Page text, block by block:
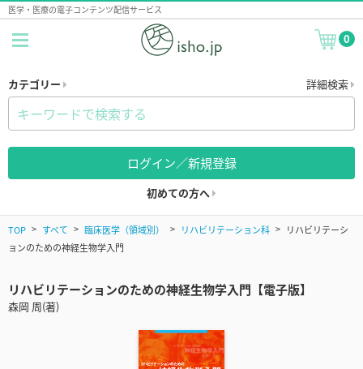
医学・医療の電子コンテンツ配信サービス
0
カテゴリー 詳細検索
ログイン／新規登録
初めての方へ
TOP すべて 臨床医学（領域別） リハビリテーション科
リハビリテーシ
ョンのための神経生物学入門
リハビリテーションのための神経生物学入門【電子版】
森岡 周(著)